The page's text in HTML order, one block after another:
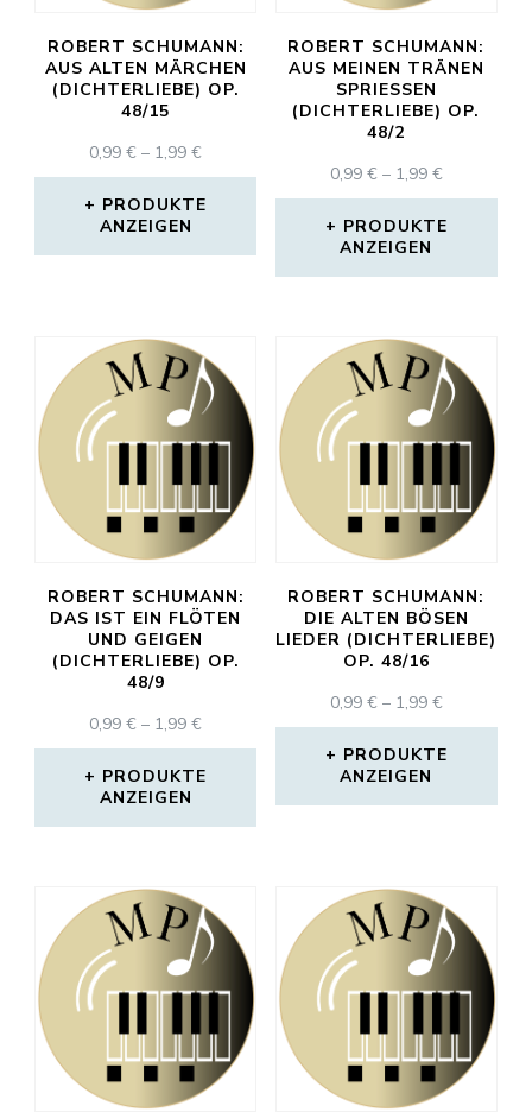
ROBERT SCHUMANN:
AUS ALTEN MÄRCHEN
(DICHTERLIEBE) OP.
48/15
0,99€ – 1,99€PREISSPANNE:
0,99 €
BIS
PRODUKTE
ANZEIGEN
ROBERT SCHUMANN:
AUS MEINEN TRÄNEN
SPRIESSEN
(DICHTERLIEBE) OP.
48/2
0,99 € – 1,99 €
0,99 €
BIS
PRODUKTE
ANZEIGEN
ROBERT SCHUMANN:
DAS IST EIN FLÖTEN
UND GEIGEN
(DICHTERLIEBE) OP.
48/9
0,99€ – 1,99€PREISSPANNE:
0,99 €
BIS
PRODUKTE
ANZEIGEN
ROBERT SCHUMANN:
DIE ALTEN BÖSEN
LIEDER (DICHTERLIEBE)
OP. 48/16
0,99 € – 1,99 €
0,99 €
BIS
PRODUKTE
ANZEIGEN